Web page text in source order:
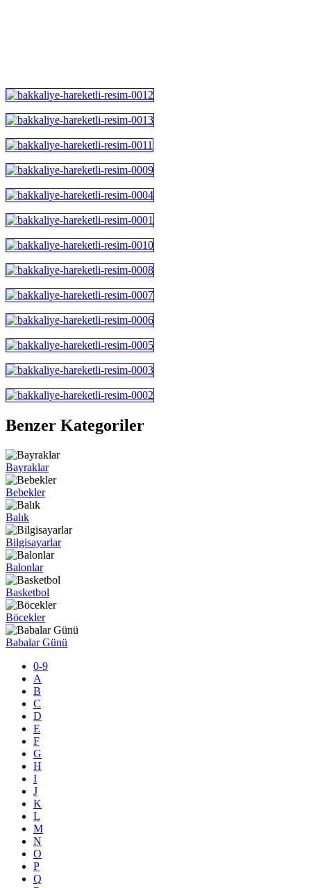
Benzer Kategoriler
Bayraklar
Bebekler
Balık
Bilgisayarlar
Balonlar
Basketbol
Böcekler
Babalar Günü
0-9
A
B
C
D
E
F
G
H
I
J
K
L
M
N
O
P
Q